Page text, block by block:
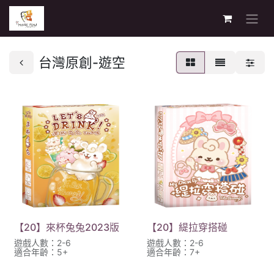
台灣原創-遊空
【20】來杯兔兔2023版
遊戲人數：2-6
適合年齡：5+
【20】緹拉穿搭碰
遊戲人數：2-6
適合年齡：7+